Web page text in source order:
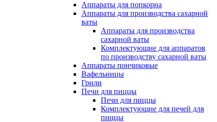
Аппараты для попкорна
Аппараты для производства сахарной
ваты
Аппараты для производства
сахарной ваты
Комплектующие для аппаратов
по производству сахарной ваты
Аппараты пончиковые
Вафельницы
Грили
Печи для пиццы
Печи для пиццы
Комплектующие для печей для
пиццы